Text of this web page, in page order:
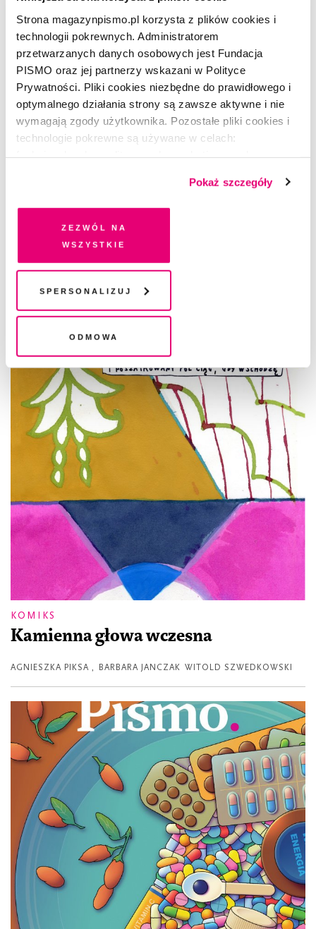
Strona magazynpismo.pl korzysta z plików cookies i
technologii pokrewnych. Administratorem
przetwarzanych danych osobowych jest Fundacja
PISMO oraz jej partnerzy wskazani w Polityce
Prywatności. Pliki cookies niezbędne do prawidłowego i
optymalnego działania strony są zawsze aktywne i nie
wymagają zgody użytkownika. Pozostałe pliki cookies i
technologie pokrewne są używane w celach:
dobrowolną zgodę na pliki cookies i technologie
pokrewne, zgadzasz się na przechowywanie informacji
na Twoim urządzeniu końcowym lub dostęp do niego i
przetwarzanie danych. Zgodę na wszystkie lub niektóre
chwili wycofać lub ponowić w zakładce "Ustawienia
plików cookie". Wycofanie zgody nie wpływa na
legalność przetwarzania danych przed jej wycofaniem
Pokaż szczegóły
Zezwól na
wszystkie
Spersonalizuj
Odmowa
ROZMOWA
Irena Buchenfeld: świat
MAGDALENA KICIŃSKA
KOMIKS
Kamienna głowa wczesna
AGNIESZKA PIKSA , BARBARA JANCZAK WITOLD SZWEDKOWSKI